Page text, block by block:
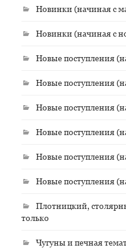
Новинки (начиная с
Новинки (начиная с
Новые поступления
Новые поступления
Новые поступления
Новые поступления
Новые поступления
Новые поступления
Плотницкий,
только
Чугуны и печная